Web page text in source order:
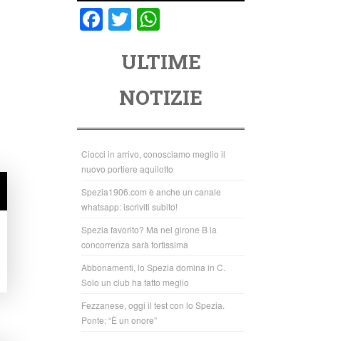
F
o
o
k
T
tt
er
at
s
A
p
p
ULTIME
NOTIZIE
Ciocci in arrivo, conosciamo meglio il
nuovo portiere aquilotto
Spezia1906.com è anche un canale
whatsapp: iscriviti subito!
Spezia favorito? Ma nel girone B la
concorrenza sarà fortissima
Abbonamenti, lo Spezia domina in C.
Solo un club ha fatto meglio
Fezzanese, oggi il test con lo Spezia.
Ponte: “È un onore”